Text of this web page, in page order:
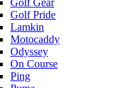
Golf Pride
Lamkin
Motocaddy
Odyssey
On Course
Ping